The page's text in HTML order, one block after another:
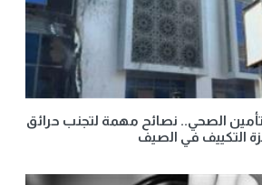
الصحي.. نصائح مهمة لتجنب حرائق
التكييف في الصيف